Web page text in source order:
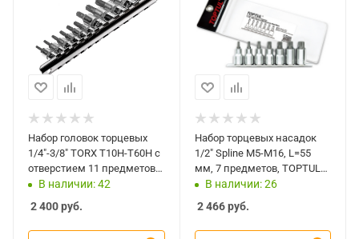
Набор головок торцевых
1/4"-3/8" TORX Т10Н-Т60Н с
отверстием 11 предметов
JTC-3902
В наличии: 42
2 400руб.
Набор торцевых насадок
1/2" Spline M5-M16, L=55
мм, 7 предметов, TOPTUL
GAAG0703
В наличии: 26
2 466руб.